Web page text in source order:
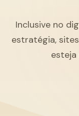
Inclusive no
estratégia,